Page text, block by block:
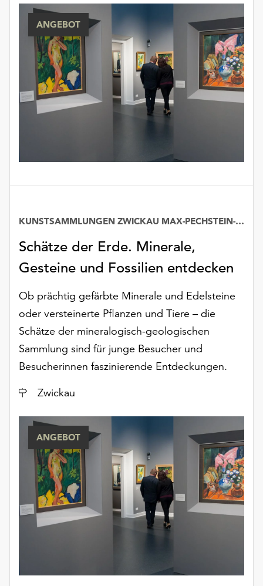
Informationen
finden
unserer
Datenschutzerklärung
oder
ANGEBOT
Schätze der Erde. Minerale,
Gesteine und Fossilien entdecken
KUNSTSAMMLUNGEN ZWICKAU MAX-PECHSTEIN-MUSEUM
Ob prächtig gefärbte Minerale und Edelsteine
oder versteinerte Pflanzen und Tiere – die
Schätze der mineralogisch-geologischen
Sammlung sind für junge Besucher und
Besucherinnen faszinierende Entdeckungen.
Ort
Zwickau
ANGEBOT